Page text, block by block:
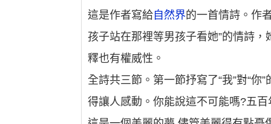
這是作者寫給 自然界的一首情詩。作
孩子站在那裡等男孩子看她”的情詩
釋也有權威性。
全詩共三節。第一節抒寫了“我”對“
得讓人感動。你能說這不可能嗎?五